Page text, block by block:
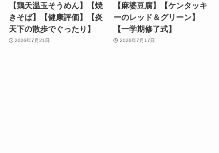
【鶏天温玉そうめん】【焼
きそば】【健康評価】【炎
天下の散歩でぐったり】
2026年7月21日
【麻婆豆腐】【ケンタッキ
ーのレッド＆グリーン】
【一学期修了式】
2026年7月17日